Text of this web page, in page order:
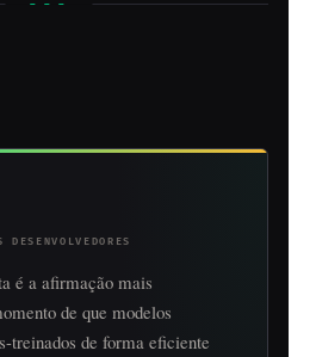
é a afirmação mais
de que modelos
treinados de forma eficiente